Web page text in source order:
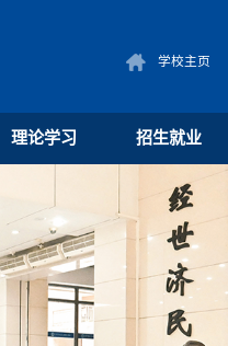
学校主页
理论学习 招生就业